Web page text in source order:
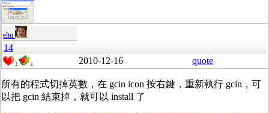
eliu
14
1 1 2010-12-16 quote
所有的程式切掉英數，在 gcin icon 按右鍵，重新執行 gcin，可
以把 gcin 結束掉，就可以 install 了